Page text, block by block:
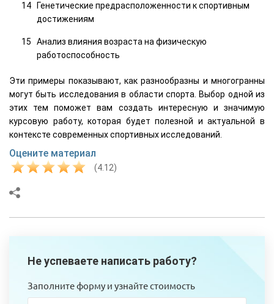
Генетические предрасположенности к спортивным
достижениям
Анализ влияния возраста на физическую
работоспособность
Эти примеры показывают, как разнообразны и многогранны
могут быть исследования в области спорта. Выбор одной из
этих тем поможет вам создать интересную и значимую
курсовую работу, которая будет полезной и актуальной в
контексте современных спортивных исследований.
Оцените материал
(4.12)
Не успеваете написать работу?
Заполните форму и узнайте стоимость